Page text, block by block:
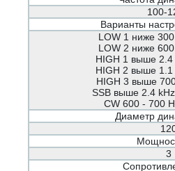
100-
Варианты
LOW 1 ниже
LOW 2 ниже
HIGH 1 выше 2.4
HIGH 2 выше 1.1
HIGH 3 выше
SSB выше 2.4
CW 600 - 700
Диаметр
3